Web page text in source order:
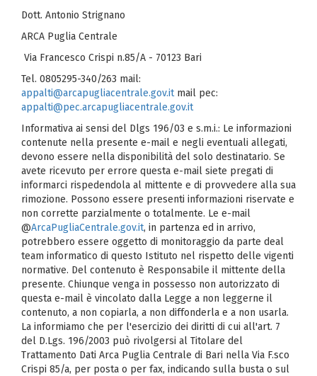
Dott. Antonio Strignano
ARCA Puglia Centrale
Via Francesco Crispi n.85/A - 70123 Bari
Tel. 0805295-340/263 mail:
appalti@arcapugliacentrale.gov.itmail pec:
appalti@pec.arcapugliacentrale.gov.it
Informativa ai sensi del Dlgs 196/03 e s.m.i.: Le informazioni
contenute nella presente e-mail e negli eventuali allegati,
devono essere nella disponibilità del solo destinatario. Se
avete ricevuto per errore questa e-mail siete pregati di
informarci rispedendola al mittente e di provvedere alla sua
rimozione. Possono essere presenti informazioni riservate e
non corrette parzialmente o totalmente. Le e-mail
@ArcaPugliaCentrale.gov.it, in partenza ed in arrivo,
potrebbero essere oggetto di monitoraggio da parte deal
team informatico di questo Istituto nel rispetto delle vigenti
normative. Del contenuto è Responsabile il mittente della
presente. Chiunque venga in possesso non autorizzato di
questa e-mail è vincolato dalla Legge a non leggerne il
contenuto, a non copiarla, a non diffonderla e a non usarla.
La informiamo che per l'esercizio dei diritti di cui all'art. 7
del D.Lgs. 196/2003 può rivolgersi al Titolare del
Trattamento Dati Arca Puglia Centrale di Bari nella Via F.sco
Crispi 85/a, per posta o per fax, indicando sulla busta o sul